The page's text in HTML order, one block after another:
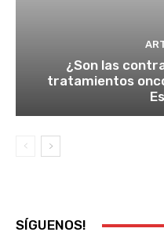
¿Son las
tratamientos
SÍGUENOS!